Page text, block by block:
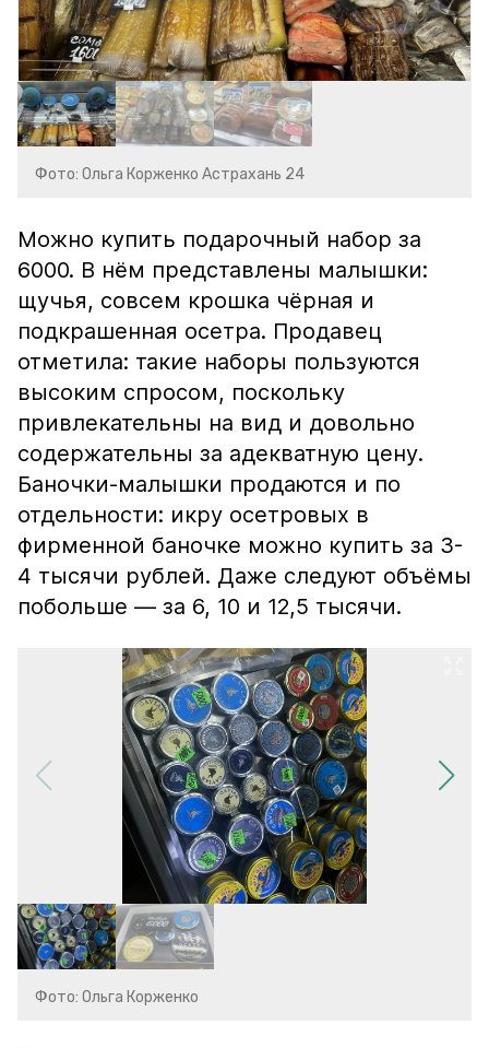
Фото: Ольга Корженко Астрахань 24
Можно купить подарочный набор за
6000. В нём представлены малышки:
щучья, совсем крошка чёрная и
подкрашенная осетра. Продавец
отметила: такие наборы пользуются
высоким спросом, поскольку
привлекательны на вид и довольно
содержательны за адекватную цену.
Баночки-малышки продаются и по
отдельности: икру осетровых в
фирменной баночке можно купить за 3-
4 тысячи рублей. Даже следуют объёмы
побольше — за 6, 10 и 12,5 тысячи.
Фото: Ольга Корженко